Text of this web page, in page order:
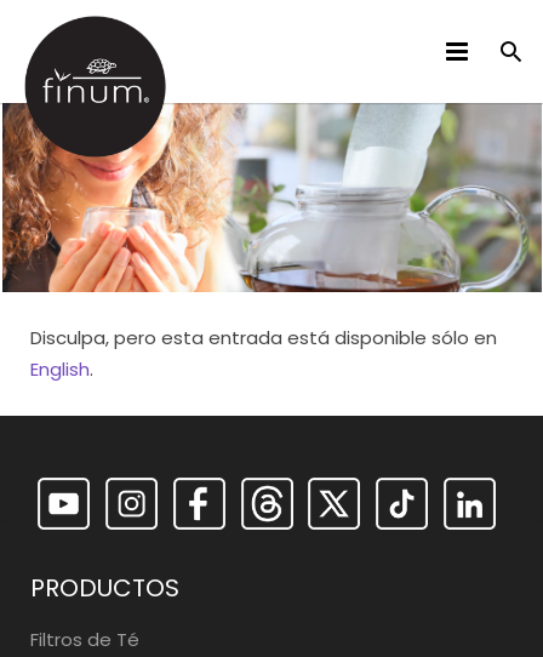
PRODUCTOS
B2B
VIDEOS
IDIOMAS
Disculpa, pero esta entrada está disponible sólo en
English.
PRODUCTOS
Filtros de Té